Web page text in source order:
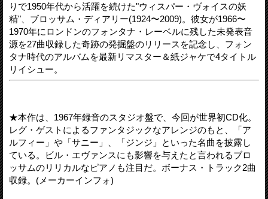
りで1950年代から活躍を続けた"ウィスパー・ヴォイスの妖
精"、ブロッサム・ディアリー(1924〜2009)。彼女が1966〜
1970年にロンドンのフォンタナ・レーベルに残した未発表音
源を27曲収録した奇跡の発掘盤のリリースを記念し、フォン
タナ時代のアルバムを最新リマスター＆紙ジャケで4タイトル
リイシュー。
★本作は、1967年録音のスタジオ盤で、今回が世界初CD化。
レグ・ゲストによるファンタジックなアレンジのもと、「ア
ルフィー」や「サニー」、「ジンジ」といった名曲を披露し
ている。ビル・エヴァンスにも影響を与えたと言われるブロ
ッサムのリリカルなピアノも注目だ。ボーナス・トラック2曲
収録。(メーカーインフォ)